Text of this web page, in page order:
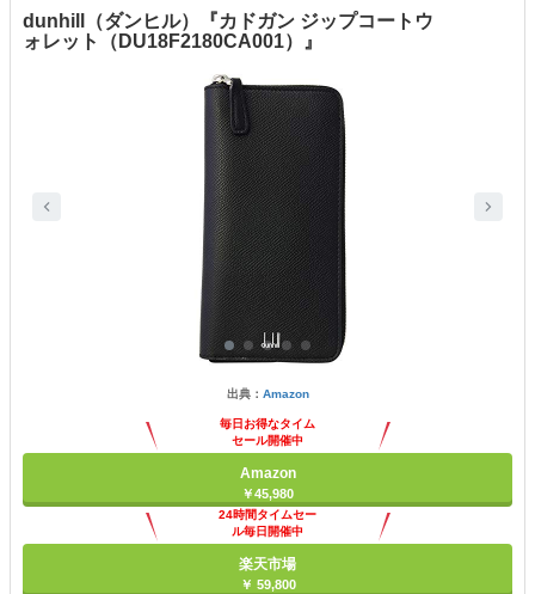
dunhill（ダンヒル）『カドガン ジップコートウ
ォレット（DU18F2180CA001）』
出典： Amazon
毎日お得なタイム
セール開催中
Amazon
￥45,980
24時間タイムセー
ル毎日開催中
楽天市場
￥ 59,800